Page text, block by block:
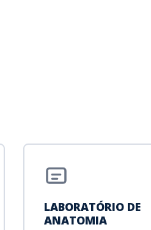
LABORATÓRIO DE
ANATOMIA